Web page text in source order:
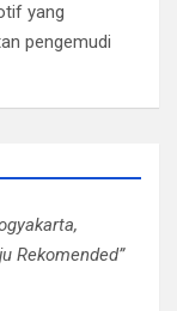
yang
pengemudi
Rekomended”